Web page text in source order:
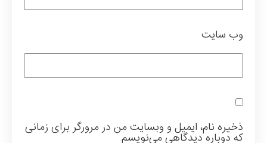
وب‌ سایت
ذخیره نام، ایمیل و وبسایت من در مرورگر برای زمانی
که دوباره دیدگاهی می‌نویسم.